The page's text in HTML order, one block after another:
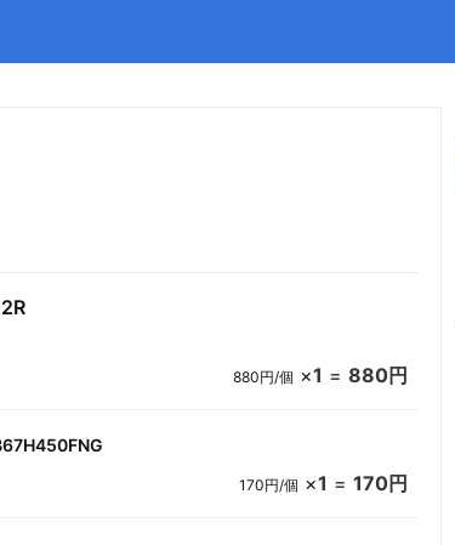
880円/個 ×1 = 880円
170円/個 ×1 = 170円